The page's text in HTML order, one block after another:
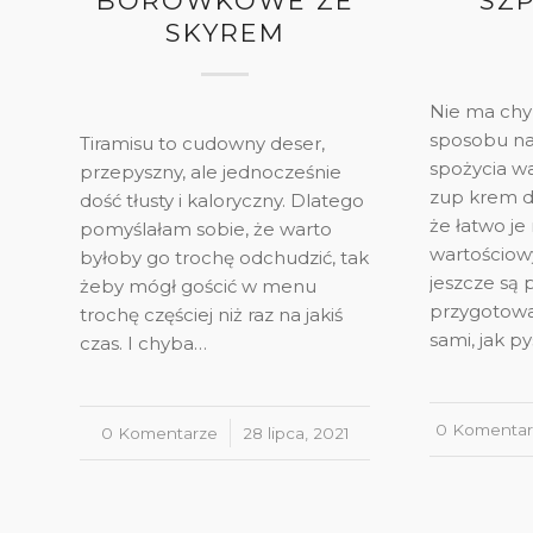
SKYREM
Tiramisu to cudowny deser,
przepyszny, ale jednocześnie
dość tłusty i kaloryczny. Dlatego
pomyślałam sobie, że warto
byłoby go trochę odchudzić, tak
żeby mógł gościć w menu
trochę częściej niż raz na jakiś
czas. I chyba…
0 Komentarze
/ 28 lipca, 2021
Nie ma
sposobu
spożycia
zup krem
że łatwo
jeszcze są
sami, jak
0 /